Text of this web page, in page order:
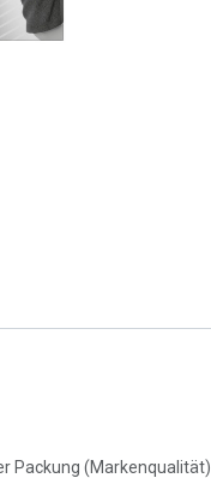
Packung (Markenqualität)